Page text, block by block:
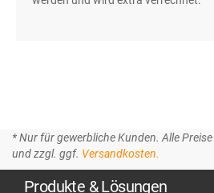
* Nur für gewerbliche Kunden. Alle
und zzgl. ggf. Versandkosten.
Produkte & Lösungen